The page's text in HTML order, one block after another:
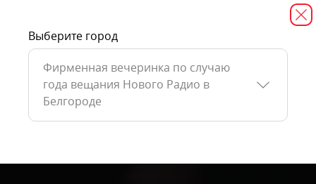
Выберите город
Фирменная вечеринка по случаю
года вещания Нового Радио в
Белгороде